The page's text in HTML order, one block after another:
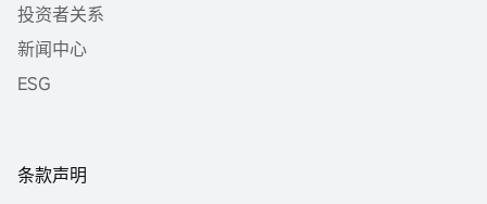
投资者关系
新闻中心
ESG
条款声明